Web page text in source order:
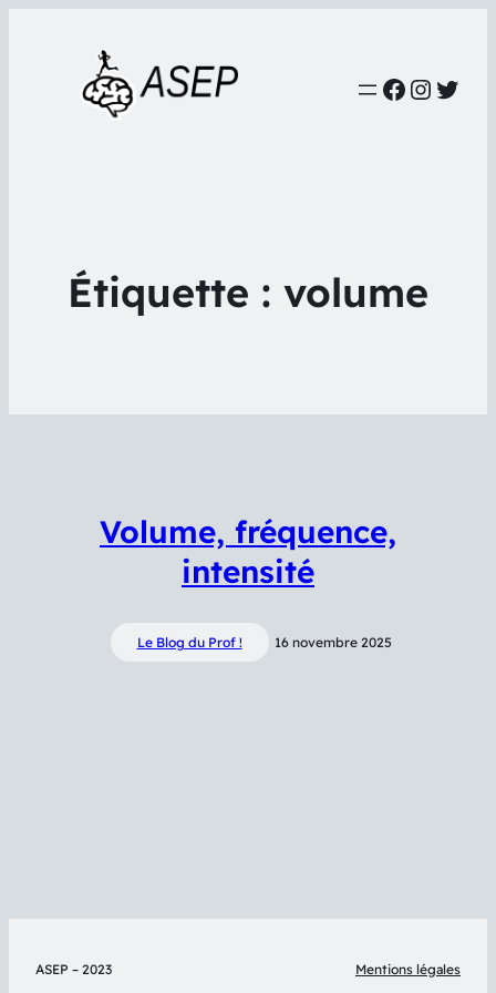
Étiquette : volume
Volume, fréquence,
intensité
Le Blog du Prof ! 16 novembre 2025
ASEP – 2023 Mentions légales